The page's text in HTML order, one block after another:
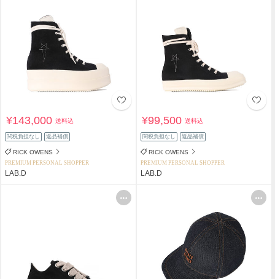
¥143,000送料込
関税負担なし 返品補償
RICK OWENS
PREMIUM PERSONAL SHOPPER
LAB.D
¥99,500送料込
関税負担なし 返品補償
RICK OWENS
PREMIUM PERSONAL SHOPPER
LAB.D